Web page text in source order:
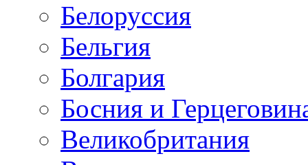
Белоруссия
Бельгия
Болгария
Босния и
Великобритания